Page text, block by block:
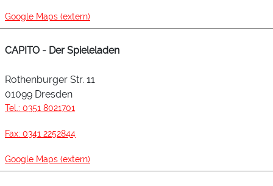
Google Maps (extern)
CAPITO - Der Spieleladen
Rothenburger Str. 11
01099 Dresden
Tel.: 0351 8021701
Fax: 0341 2252844
Google Maps (extern)